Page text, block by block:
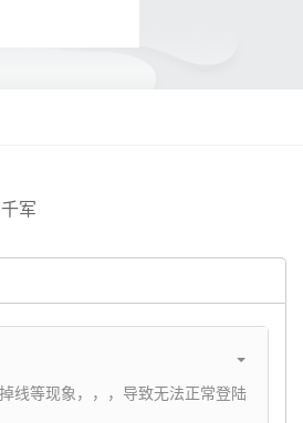
军
线等现象，，，导致无法正常登陆